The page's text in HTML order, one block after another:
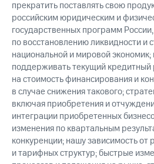
прекратить поставлять свою
российским юридическим и
государственных программ
по восстановлению ликвидности и
национальной и мировой
поддерживать текущий кредитный
на стоимость финансирования и
в случае снижения такового;
включая приобретения и
интеграции приобретенных
изменения по квартальным
конкуренции; нашу зависимость от
и тарифных структур; быстрые